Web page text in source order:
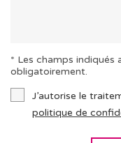
* Les champs indiqués
obligatoirement.
J’autorise le
politique de